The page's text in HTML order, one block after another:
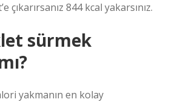
çıkarırsanız 844 kcal yakarsınız.
sürmek
yakmanın en kolay